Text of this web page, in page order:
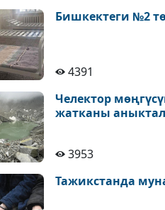
Бишкектеги №2
4391
Челектор
жатканы
3953
Тажикстанда